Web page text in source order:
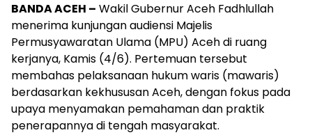
BANDA ACEH – Wakil Gubernur Aceh Fadhlullah
menerima kunjungan audiensi Majelis
Permusyawaratan Ulama (MPU) Aceh di ruang
kerjanya, Kamis (4/6). Pertemuan tersebut
membahas pelaksanaan hukum waris (mawaris)
berdasarkan kekhususan Aceh, dengan fokus pada
upaya menyamakan pemahaman dan praktik
penerapannya di tengah masyarakat.